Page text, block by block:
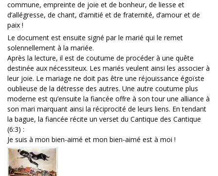
commune, empreinte de joie et de bonheur, de liesse et
d’allégresse, de chant, d’amitié et de fraternité, d’amour et de
paix !
Le document est ensuite signé par le marié qui le remet
solennellement à la mariée.
Après la lecture, il est de coutume de procéder à une quête
destinée aux nécessiteux. Les mariés veulent ainsi les associer à
leur joie. Le mariage ne doit pas être une réjouissance égoïste
oublieuse de la détresse des autres. Une autre coutume plus
moderne est qu’ensuite la fiancée offre à son tour une alliance à
son mari marquant ainsi la réciprocité de leurs liens. En tendant
la bague, la fiancée récite un verset du Cantique des Cantique
(6:3) :
Je suis à mon bien-aimé et mon bien-aimé est à moi !